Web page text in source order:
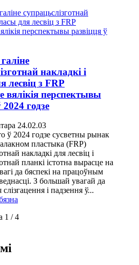
накладкі і
лесвіц з FRP
вялікія перспектывы
2024 годзе
24.02.03
ў 2024 годзе сусветны рынак
пластыка (FRP)
накладкі для лесвіц і
планкі істотна вырасце на
да бяспекі на працоўным
З большай увагай да
і падзення ў...
1 / 4